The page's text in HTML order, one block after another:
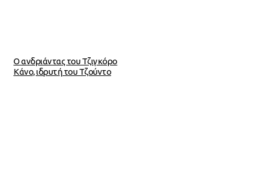
Ο ανδριάντας του Τζιγκόρο
Κάνο, ιδρυτή του Τζούντο